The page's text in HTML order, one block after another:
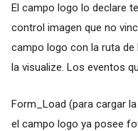
El campo logo lo declare
control imagen que no
campo logo con la ruta
la visualize. Los eventos
Form_Load (para cargar
el campo logo ya posee